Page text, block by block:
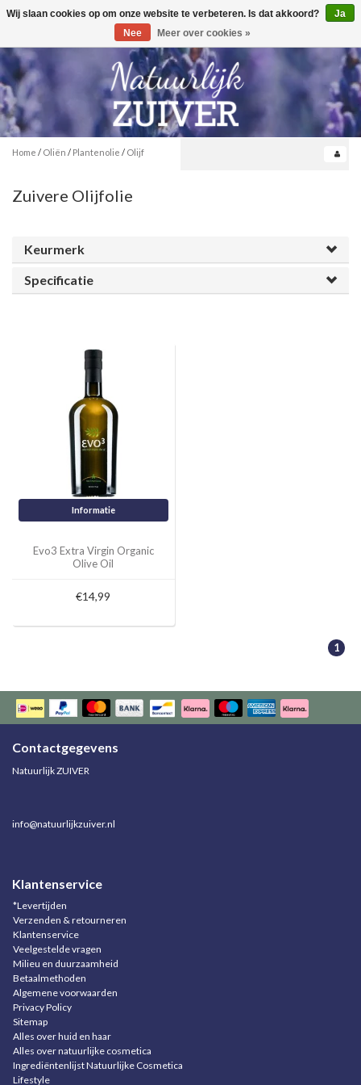
Toggle
0
Home / Oliën / Plantenolie / Olijf
Zuivere Olijfolie
Keurmerk
Specificatie
Informatie
Evo3 Extra Virgin Organic
Olive Oil
€14,99
1
Contactgegevens
Natuurlijk ZUIVER
info@natuurlijkzuiver.nl
Klantenservice
*Levertijden
Verzenden & retourneren
Klantenservice
Veelgestelde vragen
Milieu en duurzaamheid
Betaalmethoden
Algemene voorwaarden
Privacy Policy
Sitemap
Alles over huid en haar
Alles over natuurlijke cosmetica
Ingrediëntenlijst Natuurlijke Cosmetica
Lifestyle
Wij slaan cookies op om onze website te verbeteren. Is dat akkoord?
Ja
Nee
Meer over cookies »